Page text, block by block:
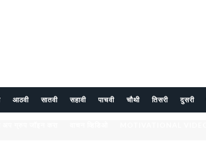
आठवी सातवी सहावी पाचवी चौथी तिसरी दुसरी